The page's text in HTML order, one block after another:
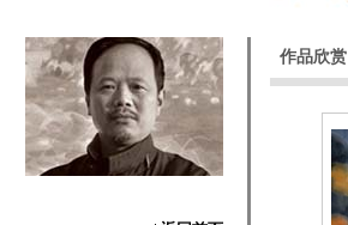
作品欣赏